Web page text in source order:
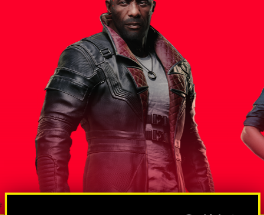
대통령
방대한 규모의 스파이 및 넷러너망
솔로몬 리
도그타운